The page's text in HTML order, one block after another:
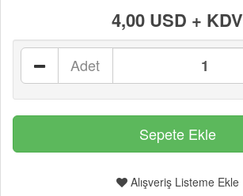
4,00 USD + KDV
Adet
Alışveriş Listeme Ekle